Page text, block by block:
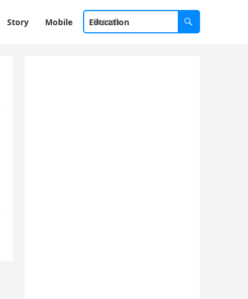
Story Mobile Education